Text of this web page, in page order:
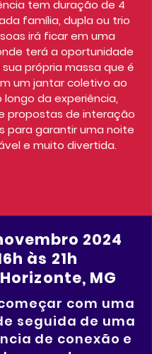
tem duração de 4
família, dupla ou trio
irá ficar em uma
terá a oportunidade
própria massa que é
um jantar coletivo ao
longo da experiência,
propostas de interação
para garantir uma noite
e muito divertida.
2024
às 21h
MG
com uma
seguida de uma
de conexão e